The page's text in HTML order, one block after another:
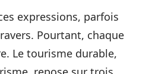
expressions, parfois
Pourtant, chaque
Le tourisme durable,